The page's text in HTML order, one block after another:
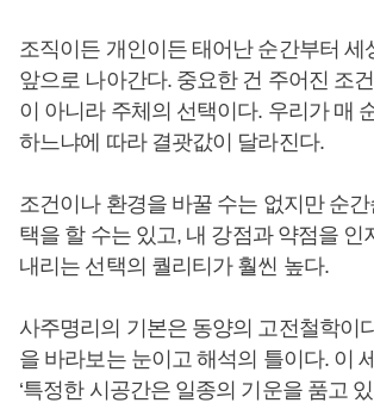
조직이든 개인이든 태어난 순간부터 세
앞으로 나아간다. 중요한 건 주어진 조
이 아니라 주체의 선택이다. 우리가 매
하느냐에 따라 결괏값이 달라진다.
조건이나 환경을 바꿀 수는 없지만 순간
택을 할 수는 있고, 내 강점과 약점을 인
내리는 선택의 퀄리티가 훨씬 높다.
사주명리의 기본은 동양의 고전철학이
을 바라보는 눈이고 해석의 틀이다. 이
‘특정한 시공간은 일종의 기운을 품고